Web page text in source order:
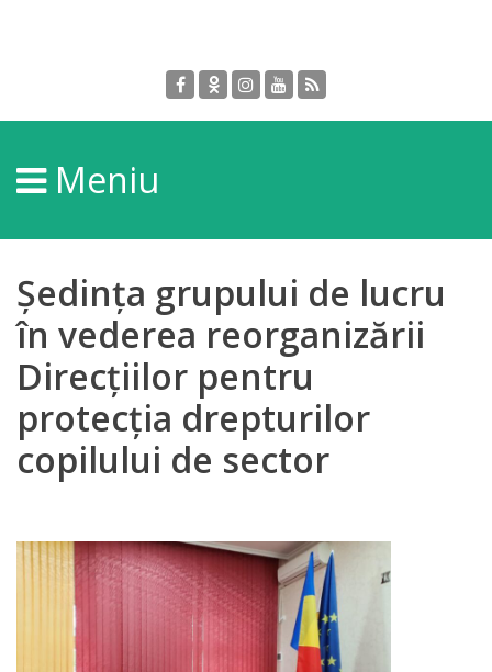
DGPDC
Informații
despre
DGPDC
Subdiviziuni/Servicii
Structura
Strategia
audienței
Managementul
instituției
Meniu
Ședința grupului de lucru
în vederea reorganizării
Direcțiilor pentru
protecția drepturilor
copilului de sector